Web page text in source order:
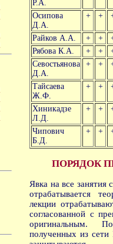
Р.А.
Осипова
Д.А.
+ +
Райков А.А. + +
Рябова К.А.
+ +
Севостьянова
Д.А.
+ +
Тайсаева
Ж.Ф.
+ +
Хиникадзе
Л.Д.
+ +
Чипович
Б.Д.
+ +
ПОРЯДОК
Явка на все занятия
отрабатывается
лекции
согласованной с
оригинальным.
полученных из сети